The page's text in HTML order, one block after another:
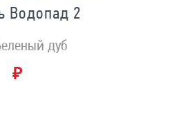
Водопад 2
дуб
₽